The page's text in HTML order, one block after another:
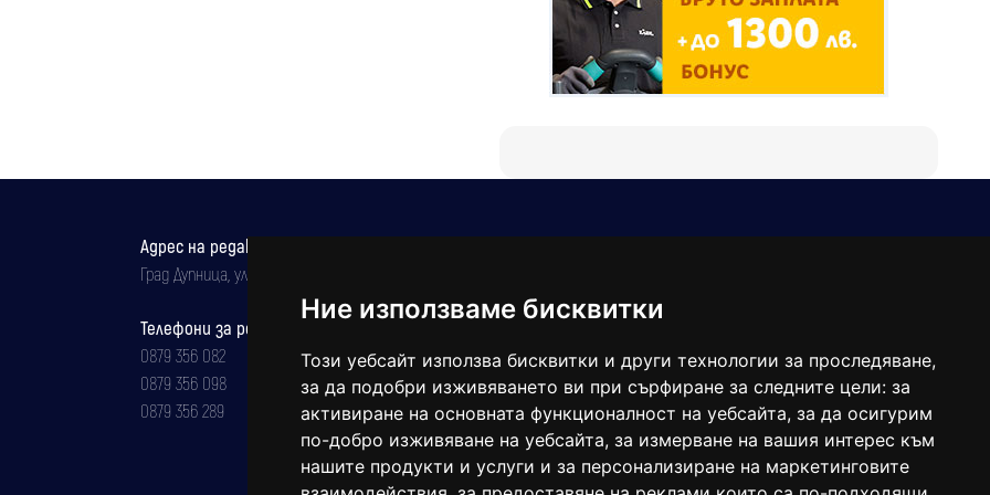
Ние използваме бисквитки
Този уебсайт използва бисквитки и други технологии за проследяване,
за да подобри изживяването ви при сърфиране за следните цели: за
активиране на основната функционалност на уебсайта, за да осигурим
по-добро изживяване на уебсайта, за измерване на вашия интерес към
нашите продукти и услуги и за персонализиране на маркетинговите
Адрес на редакцията
Град Дупница, ул.''Христо Ботев" 43
Телефони за реклама и абонаменти
0879 356 082
0879 356 098
0879 356 289
balgarkanews@gmail.com